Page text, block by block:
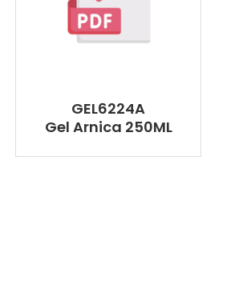
GEL6224A
Gel Arnica 250ML